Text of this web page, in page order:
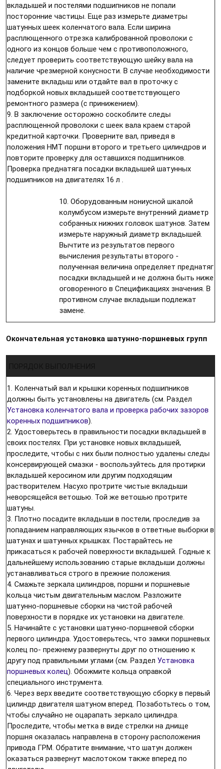
вкладышей и постелями подшипников не попали
посторонние частицы. Еще раз измерьте диаметры
шатунных шеек коленчатого вала. Если ширина
расплющенного отрезка калиброванной проволоки с
одного из концов больше чем с противоположного,
следует проверить соответствующую шейку вала на
наличие чрезмерной конусности. В случае необходимости
замените вкладыш или отдайте вал в проточку с
подборкой новых вкладышей соответствующего
ремонтного размера (с принижением).
9. В заключение осторожно соскоблите следы
расплющенной проволоки с шеек вала краем старой
кредитной карточки. Проверните вал, приведя в
положения НМТ поршни второго и третьего цилиндров и
повторите проверку для оставшихся подшипников.
Проверка преднатяга посадки вкладышей шатунных
подшипников на двигателях 16 л
10. Оборудованным нониусной шкалой
колумбусом измерьте внутренний диаметр
собранных нижних головок шатунов. Затем
измерьте наружный диаметр вкладышей.
Вычтите из результатов первого
вычисления результаты второго -
полученная величина определяет преднатяг
посадки вкладышей и не должна быть ниже
оговоренного в Спецификациях значения. В
противном случае вкладыши подлежат
замене.
Окончательная установка шатунно-поршневых групп
1. Коленчатый вал и крышки коренных подшипников
должны быть установлены на двигатель (см. Раздел
Установка коленчатого вала и проверка рабочих зазоров
коренных подшипников).
2. Удостоверьтесь в правильности посадки вкладышей в
своих постелях. При установке новых вкладышей,
проследите, чтобы с них были полностью удалены следы
консервирующей смазки - воспользуйтесь для протирки
вкладышей керосином или другим подходящим
растворителем. Насухо протрите чистые вкладыши
неворсящейся ветошью. Той же ветошью протрите
шатуны.
3. Плотно посадите вкладыши в постели, проследив за
попаданием направляющих язычков в ответные выборки в
шатунах и шатунных крышках. Постарайтесь не
прикасаться к рабочей поверхности вкладышей. Годные к
дальнейшему использованию старые вкладыши должны
устанавливаться строго в прежние положения.
4. Смажьте зеркала цилиндров, поршни и поршневые
кольца чистым двигательным маслом. Разложите
шатунно-поршневые сборки на чистой рабочей
поверхности в порядке их установки на двигателе.
5. Начинайте с установки шатунно-поршневой сборки
первого цилиндра. Удостоверьтесь, что замки поршневых
колец по- прежнему развернуты друг по отношению к
другу под правильными углами (см. Раздел Установка
поршневых колец). Обожмите кольца оправкой
специального инструмента.
6. Через верх введите соответствующую сборку в первый
цилиндр двигателя шатуном вперед. Позаботьтесь о том,
чтобы случайно не оцарапать зеркало цилиндра.
Проследите, чтобы метка в виде стрелки на днище
поршня оказалась направлена в сторону расположения
привода ГРМ. Обратите внимание, что шатун должен
оказаться развернут маслотоком также вперед по